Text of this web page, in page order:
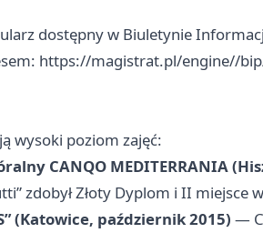
dostępny w Biuletynie
https://magistrat.pl/engine//
wysoki poziom zajęć:
CANQO MEDITERRANIA
zdobył Złoty Dyplom i II miejsce
(Katowice, październik 2015) —